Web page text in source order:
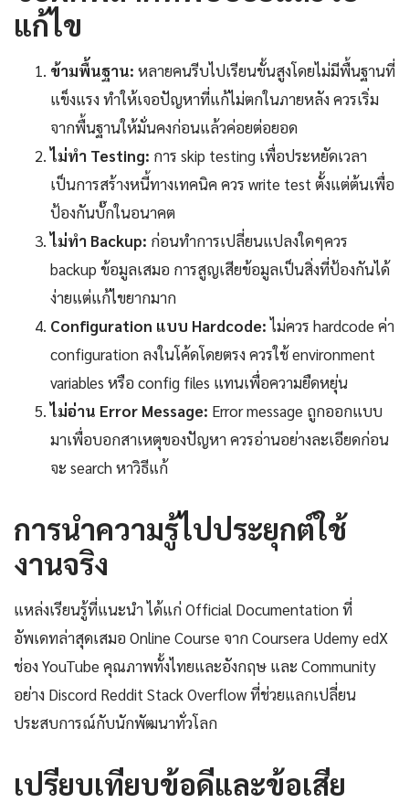
แก้ไข
ข้ามพื้นฐาน: หลายคนรีบไปเรียนขั้นสูงโดยไม่มีพื้นฐานที่
แข็งแรง ทำให้เจอปัญหาที่แก้ไม่ตกในภายหลัง ควรเริ่ม
จากพื้นฐานให้มั่นคงก่อนแล้วค่อยต่อยอด
ไม่ทำ Testing: การ skip testing เพื่อประหยัดเวลา
เป็นการสร้างหนี้ทางเทคนิค ควร write test ตั้งแต่ต้นเพื่อ
ป้องกันบั๊กในอนาคต
ไม่ทำ Backup: ก่อนทำการเปลี่ยนแปลงใดๆควร
backup ข้อมูลเสมอ การสูญเสียข้อมูลเป็นสิ่งที่ป้องกันได้
ง่ายแต่แก้ไขยากมาก
Configuration แบบ Hardcode:ไม่ควร hardcode ค่า
configuration ลงในโค้ดโดยตรง ควรใช้ environment
variables หรือ config files แทนเพื่อความยืดหยุ่น
ไม่อ่าน Error Message: Error message ถูกออกแบบ
มาเพื่อบอกสาเหตุของปัญหา ควรอ่านอย่างละเอียดก่อน
จะ search หาวิธีแก้
การนำความรู้ไปประยุกต์ใช้
งานจริง
แหล่งเรียนรู้ที่แนะนำ ได้แก่ Official Documentation ที่
อัพเดทล่าสุดเสมอ Online Course จาก Coursera Udemy edX
ช่อง YouTube คุณภาพทั้งไทยและอังกฤษ และ Community
อย่าง Discord Reddit Stack Overflow ที่ช่วยแลกเปลี่ยน
ประสบการณ์กับนักพัฒนาทั่วโลก
เปรียบเทียบข้อดีและข้อเสีย